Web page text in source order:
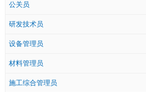
公关员
研发技术员
设备管理员
材料管理员
施工综合管理员